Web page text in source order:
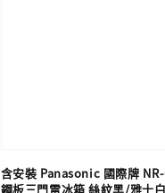
含安裝 Panasonic 國際牌
鋼板三門電冰箱 絲紋黑/雅士